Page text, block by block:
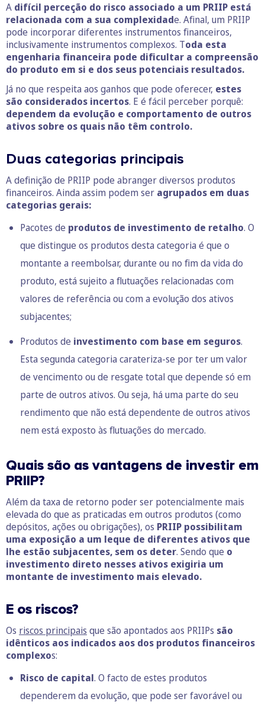
A difícil perceção do risco associado a um PRIIP está
relacionada com a sua complexidade. Afinal, um PRIIP
pode incorporar diferentes instrumentos financeiros,
inclusivamente instrumentos complexos. Toda esta
engenharia financeira pode dificultar a compreensão
do produto em si e dos seus potenciais resultados.
Já no que respeita aos ganhos que pode oferecer, estes
são considerados incertos. E é fácil perceber porquê:
dependem da evolução e comportamento de outros
ativos sobre os quais não têm controlo.
Duas categorias principais
A definição de PRIIP pode abranger diversos produtos
financeiros. Ainda assim podem ser agrupados em duas
categorias gerais:
Pacotes de produtos de investimento de retalho. O
que distingue os produtos desta categoria é que o
montante a reembolsar, durante ou no fim da vida do
produto, está sujeito a flutuações relacionadas com
valores de referência ou com a evolução dos ativos
subjacentes;
Produtos de investimento com base em seguros.
Esta segunda categoria carateriza-se por ter um valor
de vencimento ou de resgate total que depende só em
parte de outros ativos. Ou seja, há uma parte do seu
rendimento que não está dependente de outros ativos
nem está exposto às flutuações do mercado.
Quais são as vantagens de investir em
PRIIP?
Além da taxa de retorno poder ser potencialmente mais
elevada do que as praticadas em outros produtos (como
depósitos, ações ou obrigações), os PRIIP possibilitam
uma exposição a um leque de diferentes ativos que
lhe estão subjacentes, sem os deter. Sendo que o
investimento direto nesses ativos exigiria um
montante de investimento mais elevado.
E os riscos?
Os riscos principais que são apontados aos PRIIPs são
idênticos aos indicados aos dos produtos financeiros
complexos:
Risco de capital. O facto de estes produtos
dependerem da evolução, que pode ser favorável ou